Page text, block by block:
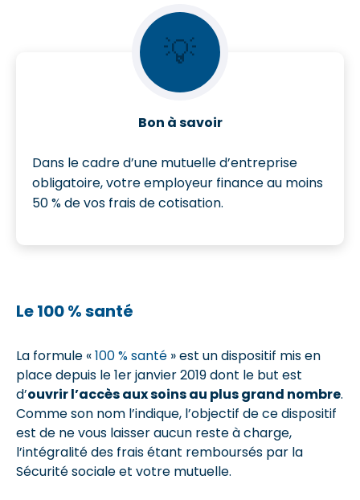
💡
Bon à savoir
Dans le cadre d’une mutuelle d’entreprise
obligatoire, votre employeur finance au moins
50 % de vos frais de cotisation.
Le 100 % santé
La formule «100 % santé » est un dispositif mis en
place depuis le 1er janvier 2019 dont le but est
d’ouvrir l’accès aux soins au plus grand nombre.
Comme son nom l’indique, l’objectif de ce dispositif
est de ne vous laisser aucun reste à charge,
l’intégralité des frais étant remboursés par la
Sécurité sociale et votre mutuelle.